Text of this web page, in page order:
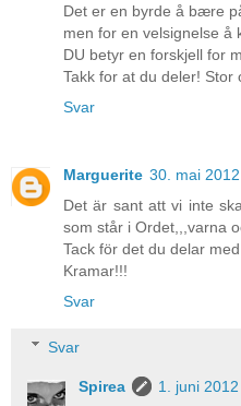
Det er en byrde å bære
men for en velsignelse å
DU betyr en forskjell for
Takk for at du deler! Stor
Svar
Marguerite 30. mai
Det är sant att vi inte
som står i Ordet,,,varna
Tack för det du delar
Kramar!!!
Svar
Svar
Spirea
1. juni